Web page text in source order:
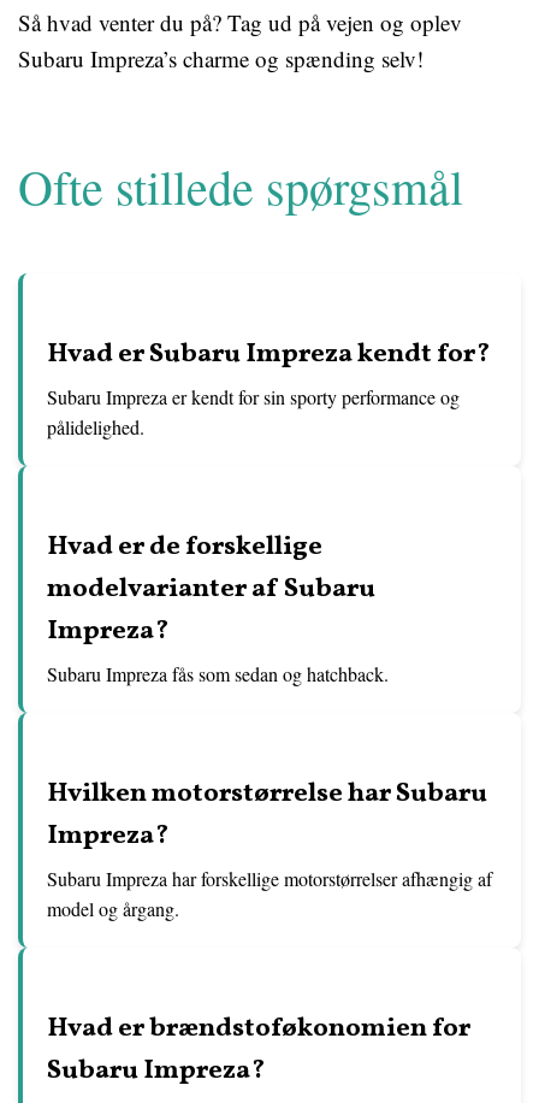
Så hvad venter du på? Tag ud på vejen og oplev
Subaru Impreza’s charme og spænding selv!
Ofte stillede spørgsmål
Hvad er Subaru Impreza kendt for?
Subaru Impreza er kendt for sin sporty performance og
pålidelighed.
Hvad er de forskellige
modelvarianter af Subaru
Impreza?
Subaru Impreza fås som sedan og hatchback.
Hvilken motorstørrelse har Subaru
Impreza?
Subaru Impreza har forskellige motorstørrelser afhængig af
model og årgang.
Hvad er brændstoføkonomien for
Subaru Impreza?